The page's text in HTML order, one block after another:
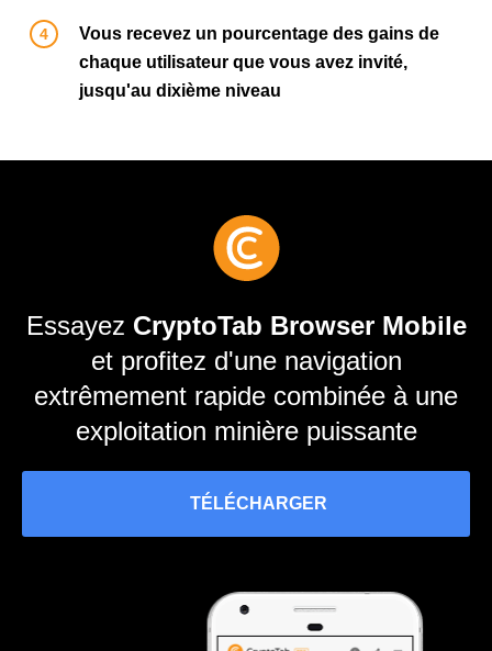
Vous recevez un pourcentage des gains de
chaque utilisateur que vous avez invité,
jusqu'au dixième niveau
Essayez CryptoTab Browser Mobile
et profitez d'une navigation
extrêmement rapide combinée à une
exploitation minière puissante
TÉLÉCHARGER